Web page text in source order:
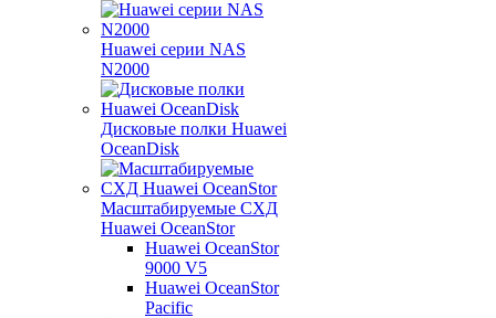
Huawei серии NAS
N2000
Дисковые полки Huawei
OceanDisk
Масштабируемые СХД
Huawei OceanStor
Huawei OceanStor
9000 V5
Huawei OceanStor
Pacific